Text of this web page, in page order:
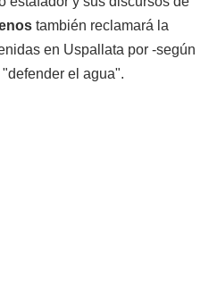
también reclamará la
en Uspallata por -según
el agua".